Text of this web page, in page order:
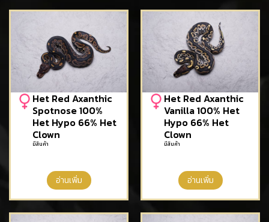
Het Red Axanthic
Spotnose 100%
Het Hypo 66% Het
Clown
มีสินค้า
อ่านเพิ่ม
Het Red Axanthic
Vanilla 100% Het
Hypo 66% Het
Clown
มีสินค้า
อ่านเพิ่ม